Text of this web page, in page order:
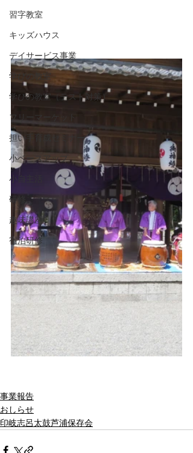
習字教室
キッズハウス
デイサービス事業
学びの教室
学びの教室（テスト対策）
フリーマーケット
担い手育成セミナー
小ベースアップ
小自主活
研修
趣味講座
宿泊研修
事業報告
おしらせ
印岐志呂太鼓芦浦保存会